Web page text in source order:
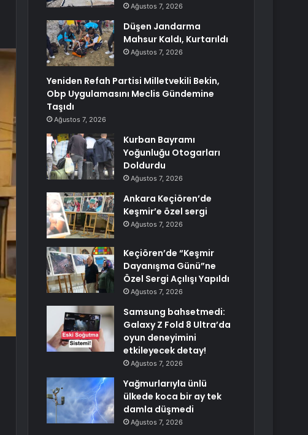
Ağustos 7, 2026
Düşen Jandarma
Mahsur Kaldı, Kurtarıldı
Ağustos 7, 2026
Yeniden Refah Partisi Milletvekili Bekin,
Obp Uygulamasını Meclis Gündemine
Taşıdı
Ağustos 7, 2026
Kurban Bayramı
Yoğunluğu Otogarları
Doldurdu
Ağustos 7, 2026
Ankara Keçiören’de
Keşmir’e özel sergi
Ağustos 7, 2026
Keçiören’de “Keşmir
Dayanışma Günü”ne
Özel Sergi Açılışı Yapıldı
Ağustos 7, 2026
Samsung bahsetmedi:
Galaxy Z Fold 8 Ultra’da
oyun deneyimini
etkileyecek detay!
Ağustos 7, 2026
Yağmurlarıyla ünlü
ülkede koca bir ay tek
damla düşmedi
Ağustos 7, 2026